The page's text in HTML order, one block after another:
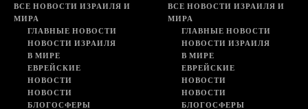
ВСЕ НОВОСТИ ИЗРАИЛЯ И
МИРА
ГЛАВНЫЕ НОВОСТИ
НОВОСТИ ИЗРАИЛЯ
В МИРЕ
ЕВРЕЙСКИЕ
НОВОСТИ
НОВОСТИ
БЛОГОСФЕРЫ
ВСЕ НОВОСТИ ИЗРАИЛЯ И
МИРА
ГЛАВНЫЕ НОВОСТИ
НОВОСТИ ИЗРАИЛЯ
В МИРЕ
ЕВРЕЙСКИЕ
НОВОСТИ
НОВОСТИ
БЛОГОСФЕРЫ